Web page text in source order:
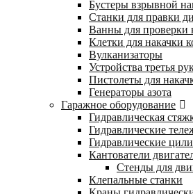
Бустеры взрывной
Станки для правки
Ванны для проверки
Клетки для накачки
Вулканизаторы
Устройства третья
Пистолеты для
Генераторы азота
Гаражное оборудование
Гидравлическая
Гидравлические
Гидравлические
Кантователи
Стенды для
Клепальные станки